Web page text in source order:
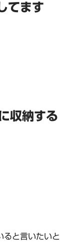
てます
収納する
ると言いたいと